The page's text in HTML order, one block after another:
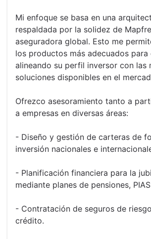
Mi enfoque se basa en una
respaldada por la solidez de
aseguradora global. Esto me
los productos más adecuados para
alineando su perfil inversor con las
soluciones disponibles en el
Ofrezco asesoramiento tanto a
a empresas en diversas áreas:
- Diseño y gestión de carteras de
inversión nacionales e
- Planificación financiera para la
mediante planes de pensiones,
- Contratación de seguros de
crédito.